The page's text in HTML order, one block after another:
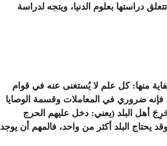
دراستها بعلوم الدنيا، ويتجه لدراسة
منها: كل علم لا يُستغنى عنه في قوام
فإنه ضروري في المعاملات وقسمة الوصايا
أهل البلد (يعني: دخل عليهم الحرج
البلد أكثر من واحد، فالمهم أن يوجد